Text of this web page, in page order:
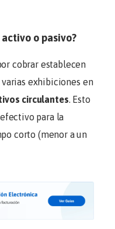
o pasivo?
cobrar establecen
exhibiciones en
circulantes. Esto
para la
corto (menor a un